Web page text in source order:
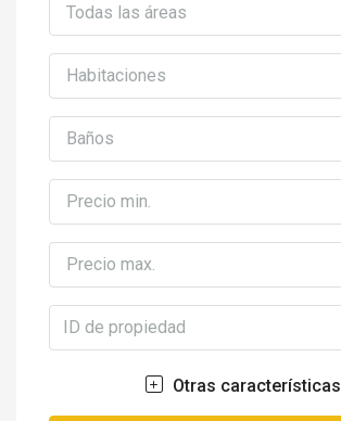
Todas las áreas
Habitaciones
Baños
Precio min.
Precio max.
Otras características